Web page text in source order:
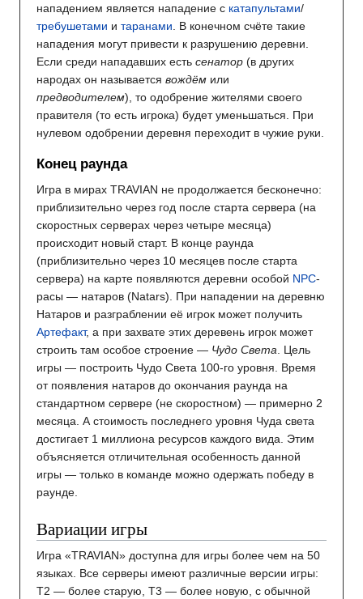
нападением является нападение с катапультами/
требушетами и таранами . В конечном счёте такие
нападения могут привести к разрушению деревни.
Если среди нападавших есть сенатор (в других
народах он называется вождём или
предводителем), то одобрение жителями своего
правителя (то есть игрока) будет уменьшаться. При
нулевом одобрении деревня переходит в чужие руки.
Конец раунда
Игра в мирах TRAVIAN не продолжается бесконечно:
приблизительно через год после старта сервера (на
скоростных серверах через четыре месяца)
происходит новый старт. В конце раунда
(приблизительно через 10 месяцев после старта
сервера) на карте появляются деревни особой NPC-
расы — натаров (Natars). При нападении на деревню
Натаров и разграблении её игрок может получить
Артефакт, а при захвате этих деревень игрок может
строить там особое строение — Чудо Света . Цель
игры — построить Чудо Света 100-го уровня. Время
от появления натаров до окончания раунда на
стандартном сервере (не скоростном) — примерно 2
месяца. А стоимость последнего уровня Чуда света
достигает 1 миллиона ресурсов каждого вида. Этим
объясняется отличительная особенность данной
игры — только в команде можно одержать победу в
раунде.
Вариации игры
Игра «TRAVIAN» доступна для игры более чем на 50
языках. Все серверы имеют различные версии игры:
T2 — более старую, T3 — более новую, с обычной